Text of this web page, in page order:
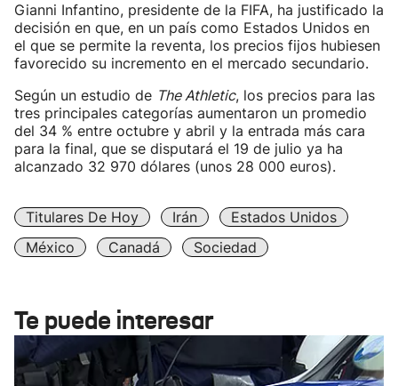
Gianni Infantino, presidente de la FIFA, ha justificado la
decisión en que, en un país como Estados Unidos en
el que se permite la reventa, los precios fijos hubiesen
favorecido su incremento en el mercado secundario.
Según un estudio de The Athletic, los precios para las
tres principales categorías aumentaron un promedio
del 34 % entre octubre y abril y la entrada más cara
para la final, que se disputará el 19 de julio ya ha
alcanzado 32 970 dólares (unos 28 000 euros).
Titulares De Hoy Irán
Estados Unidos
México
Canadá Sociedad
Te puede interesar